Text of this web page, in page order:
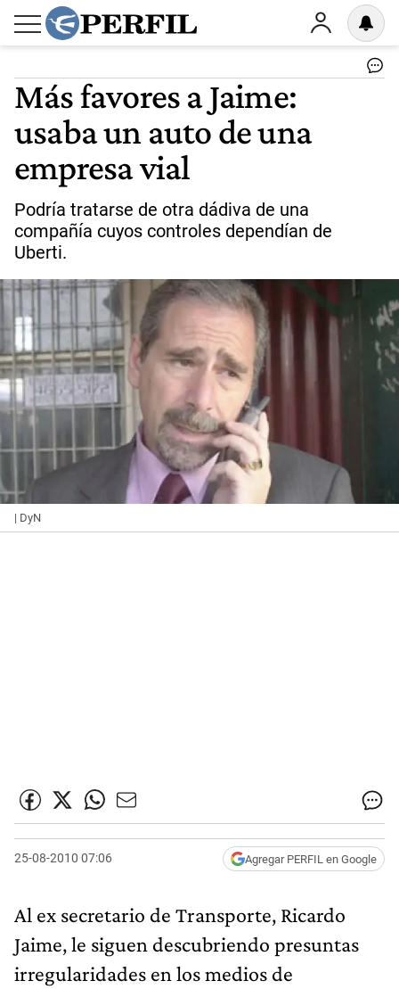
Más favores a Jaime:
usaba un auto de una
empresa vial
Podría tratarse de otra dádiva de una
compañía cuyos controles dependían de
Uberti.
| DyN
25-08-2010 07:06 Agregar PERFIL en Google
Al ex secretario de Transporte, Ricardo
Jaime, le siguen descubriendo presuntas
irregularidades en los medios de